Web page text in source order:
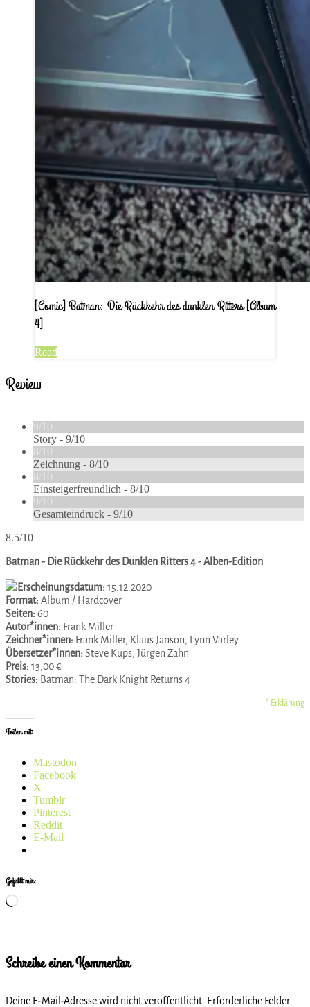
[Comic] Batman: Die Rückkehr des dunklen Ritters [Album
4]
Read
Review
9/10
Story - 9/10
8/10
Zeichnung - 8/10
8/10
Einsteigerfreundlich - 8/10
9/10
Gesamteindruck - 9/10
8.5/10
Batman - Die Rückkehr des Dunklen Ritters 4 - Alben-Edition
Erscheinungsdatum: 15.12.2020
Format: Album / Hardcover
Seiten: 60
Autor*innen: Frank Miller
Zeichner*innen: Frank Miller, Klaus Janson, Lynn Varley
Übersetzer*innen: Steve Kups, Jürgen Zahn
Preis: 13,00 €
Stories: Batman: The Dark Knight Returns 4
* Erklärung
Teilen mit:
Mastodon
Facebook
X
Tumblr
Pinterest
Reddit
E-Mail
Gefällt mir:
Wird
Schreibe einen Kommentar
Deine E-Mail-Adresse wird nicht veröffentlicht. Erforderliche Felder